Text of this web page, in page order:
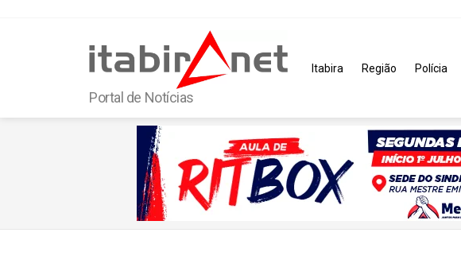
Portal de Notícias
Itabira Região Polícia